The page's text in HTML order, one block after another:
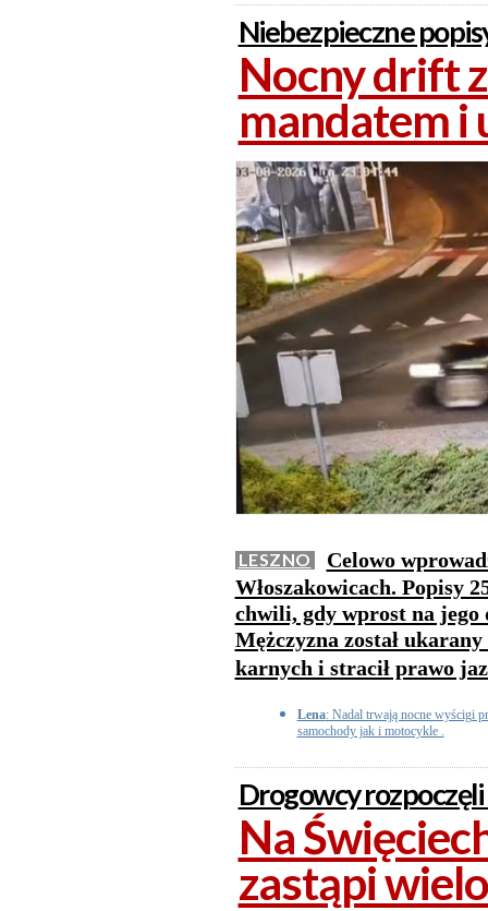
Niebezpieczne
Nocny drift
mandatem i
LESZNO
Celowo
Włoszakowicach. Popisy
chwili, gdy wprost na
Mężczyzna został
karnych i stracił prawo
Lena: Nadal trwają nocne wyścigi
samochody jak i motocykle .
Drogowcy
Na
zastąpi